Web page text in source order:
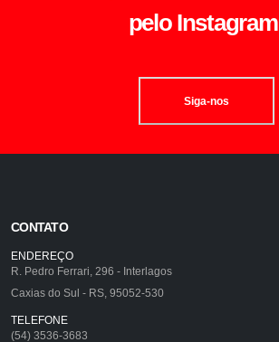
pelo Instagram
Siga-nos
CONTATO
ENDEREÇO
R. Pedro Ferrari, 296 - Interlagos
Caxias do Sul - RS, 95052-530
TELEFONE
(54) 3536-3683